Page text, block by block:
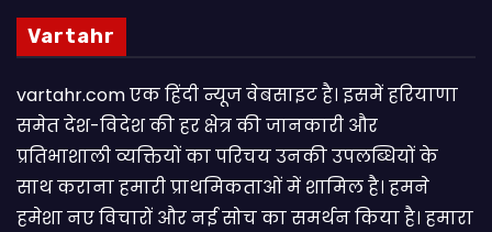
Vartahr
vartahr.com एक हिंदी न्यूज वेबसाइट है। इसमें हरियाणा
समेत देश-विदेश की हर क्षेत्र की जानकारी और
प्रतिभाशाली व्यक्तियों का परिचय उनकी उपलब्धियों के
साथ कराना हमारी प्राथमिकताओं में शामिल है। हमने
हमेशा नए विचारों और नई सोच का समर्थन किया है। हमारा